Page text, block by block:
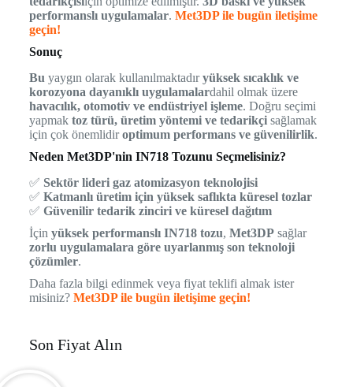
performanslı uygulamalar. Met3DP ile bugün iletişime
geçin!
Sonuç
Bu yaygın olarak kullanılmaktadıryüksek sıcaklık ve
korozyona dayanıklı uygulamalardahil olmak üzere
havacılık, otomotiv ve endüstriyel işleme. Doğru seçimi
yapmak toz türü, üretim yöntemi ve tedarikçisağlamak
için çok önemlidiroptimum performans ve güvenilirlik.
Neden Met3DP'nin IN718 Tozunu Seçmelisiniz?
✅ Sektör lideri gaz atomizasyon teknolojisi
✅ Katmanlı üretim için yüksek saflıkta küresel tozlar
✅ Güvenilir tedarik zinciri ve küresel dağıtım
İçin yüksek performanslı IN718 tozu, Met3DPsağlar
zorlu uygulamalara göre uyarlanmış son teknoloji
çözümler.
Daha fazla bilgi edinmek veya fiyat teklifi almak ister
misiniz? Met3DP ile bugün iletişime geçin!
Son Fiyat Alın